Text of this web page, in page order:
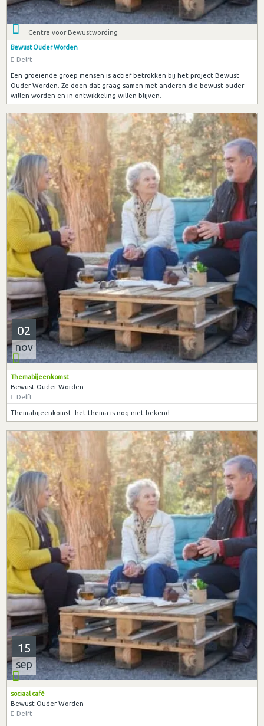
Centra voor Bewustwording
Bewust Ouder Worden
Delft
Een groeiende groep mensen is actief betrokken bij het project Bewust
Ouder Worden. Ze doen dat graag samen met anderen die bewust ouder
willen worden en in ontwikkeling willen blijven.
02
nov
Themabijeenkomst
Bewust Ouder Worden
Delft
Themabijeenkomst: het thema is nog niet bekend
15
sep
sociaal café
Bewust Ouder Worden
Delft